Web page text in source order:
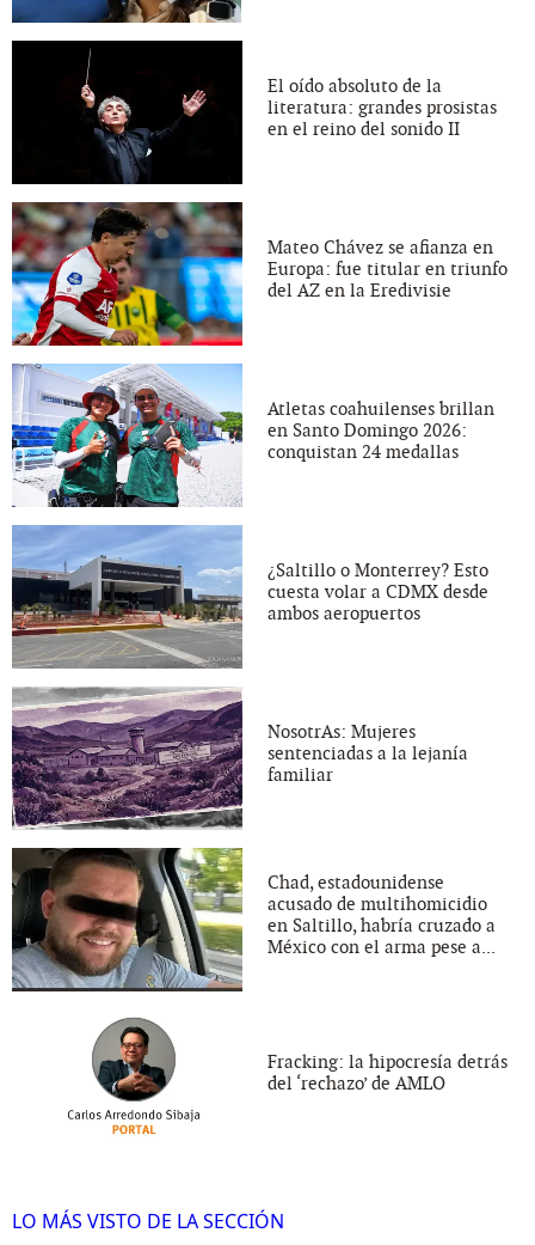
El oído absoluto de la
literatura: grandes prosistas
en el reino del sonido II
Mateo Chávez se afianza en
Europa: fue titular en triunfo
del AZ en la Eredivisie
Atletas coahuilenses brillan
en Santo Domingo 2026:
conquistan 24 medallas
¿Saltillo o Monterrey? Esto
cuesta volar a CDMX desde
ambos aeropuertos
NosotrAs: Mujeres
sentenciadas a la lejanía
familiar
Chad, estadounidense
acusado de multihomicidio
en Saltillo, habría cruzado a
México con el arma pese a...
Fracking: la hipocresía detrás
del ‘rechazo’ de AMLO
LO MÁS VISTO DE LA SECCIÓN